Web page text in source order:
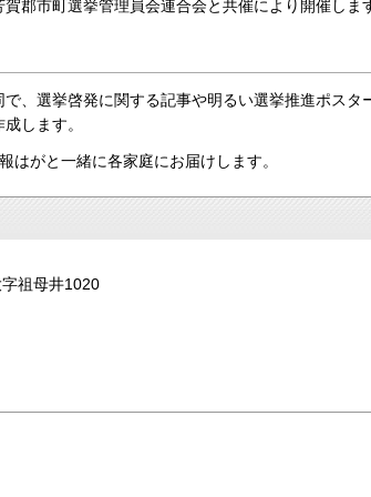
郡市町選挙管理員会連合会と共催により開催しま
、選挙啓発に関する記事や明るい選挙推進ポスタ
します。
はがと一緒に各家庭にお届けします。
祖母井1020